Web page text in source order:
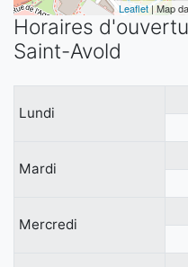
Leaflet| Map
Horaires
Saint-Avold
Lundi
Mardi
Mercredi